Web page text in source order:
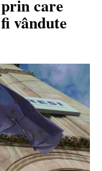
care
vândute